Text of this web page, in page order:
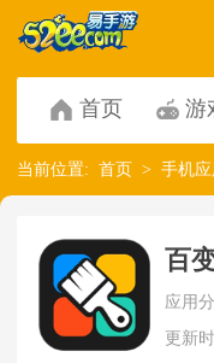
首页 游
当前位置: 首页 手机应
百
应用
更新